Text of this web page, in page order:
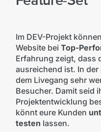
Im DEV-Projekt
Website bei Top-
Erfahrung zeigt, dass
ausreichend ist. In der
dem Livegang sehr
Besucher. Damit seid
Projektentwicklung
könnt eure Kunden
testen lassen.